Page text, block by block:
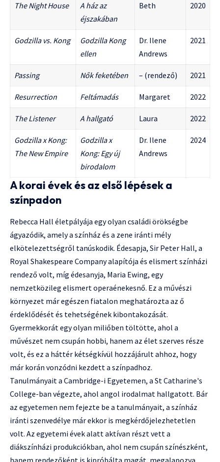
The Night House
A ház az
éjszakában
Beth 2020
Godzilla vs. Kong
Godzilla Kong
ellen
Dr. Ilene
Andrews
2021
Passing Nők feketében – (rendező) 2021
Resurrection Feltámadás Margaret 2022
The Listener A hallgató Laura 2022
Godzilla x Kong:
The New Empire
Godzilla x
Kong: Egy új
birodalom
Dr. Ilene
Andrews
2024
A korai évek és az első lépések a
színpadon
Rebecca Hall életpályája egy olyan családi örökségbe
ágyazódik, amely a színház és a zene iránti mély
elkötelezettségről tanúskodik. Édesapja, Sir Peter Hall, a
Royal Shakespeare Company alapítója és elismert színházi
rendező volt, míg édesanyja, Maria Ewing, egy
nemzetközileg elismert operaénekesnő. Ez a művészi
környezet már egészen fiatalon meghatározta az ő
érdeklődését és tehetségének kibontakozását.
Gyermekkorát egy olyan miliőben töltötte, ahol a
művészet nem csupán hobbi, hanem az élet szerves része
volt, és ez a háttér kétségkívül hozzájárult ahhoz, hogy
már korán vonzódni kezdett a színpadhoz.
Tanulmányait a Cambridge-i Egyetemen, a St Catharine's
College-ban végezte, ahol angol irodalmat hallgatott. Bár
az egyetemen nem fejezte be a tanulmányait, a színház
iránti szenvedélye már ekkor is megkérdőjelezhetetlen
volt. Az egyetemi évek alatt aktívan részt vett a
diákszínházi produkciókban, ahol nem csupán színészként,